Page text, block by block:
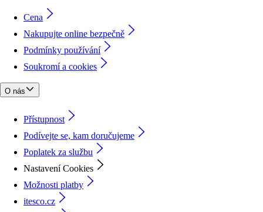
Cena
Nakupujte online bezpečně
Podmínky používání
Soukromí a cookies
O nás
Přístupnost
Podívejte se, kam doručujeme
Poplatek za službu
Nastavení Cookies
Možnosti platby
itesco.cz